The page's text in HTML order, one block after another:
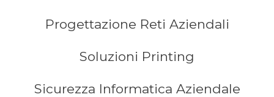
Progettazione Reti Aziendali
Soluzioni Printing
Sicurezza Informatica Aziendale